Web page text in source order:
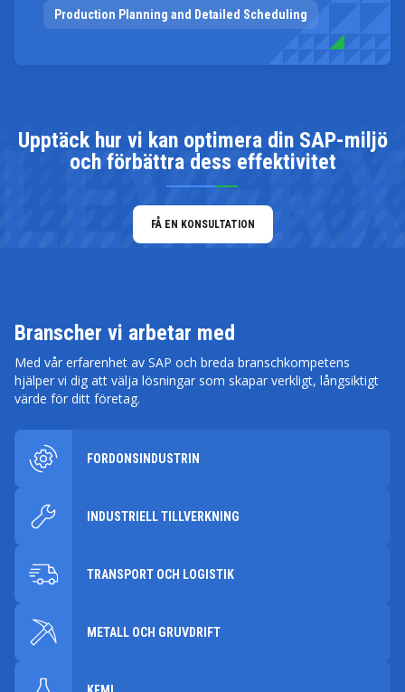
Production Planning and Detailed Scheduling
Upptäck hur vi kan optimera din SAP-miljö
och förbättra dess effektivitet
FÅ EN KONSULTATION
Branscher vi arbetar med
Med vår erfarenhet av SAP och breda branschkompetens
hjälper vi dig att välja lösningar som skapar verkligt, långsiktigt
värde för ditt företag.
FORDONSINDUSTRIN
INDUSTRIELL TILLVERKNING
TRANSPORT OCH LOGISTIK
METALL OCH GRUVDRIFT